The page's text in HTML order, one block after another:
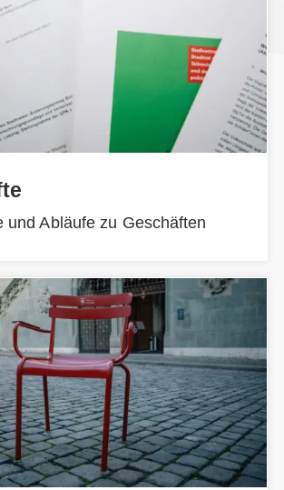
und Abläufe zu Geschäften